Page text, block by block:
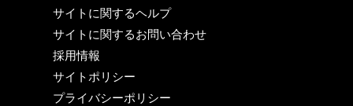
サイトに関するヘルプ
サイトに関するお問い合わせ
採用情報
サイトポリシー
プライバシーポリシー